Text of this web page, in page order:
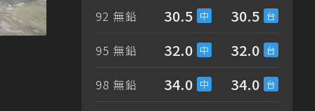
92 無鉛 30.5 30.5
95 無鉛 32.0 32.0
98 無鉛 34.0 34.0